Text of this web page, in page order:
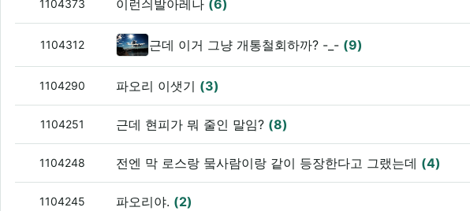
1104373 이런싀발아레나 (6)
1104312 근데 이거 그냥 개통철회하까? -_- (9)
1104290 파오리 이샛기 (3)
1104251 근데 현피가 뭐 줄인 말임? (8)
1104248 전엔 막 로스랑 뭌사람이랑 같이 등장한다고 그랬는데 (4)
1104245 파오리야. (2)